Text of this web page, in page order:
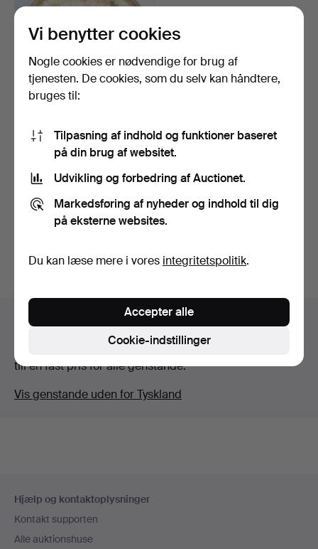
324 USD
Overvåg søgning
auktioner.
Genstande i Tyskland
Du ser nu kun genstande i Tyskland. Vi har transporter
till en fast pris for alle genstande.
Vis genstande uden for Tyskland
Hjælp og kontaktoplysninger
Kontakt supporten
Alle auktionshuse
Vi benytter cookies
Nogle cookies er nødvendige for brug af
tjenesten. De cookies, som du selv kan håndtere,
bruges til:
Tilpasning af indhold og funktioner baseret
på din brug af websitet.
Udvikling og forbedring af Auctionet.
Markedsføring af nyheder og indhold til dig
på eksterne websites.
Du kan læse mere i vores integritetspolitik.
Cookie-indstillinger
Accepter alle